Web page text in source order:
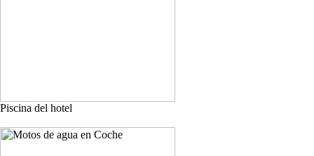
Piscina del hotel